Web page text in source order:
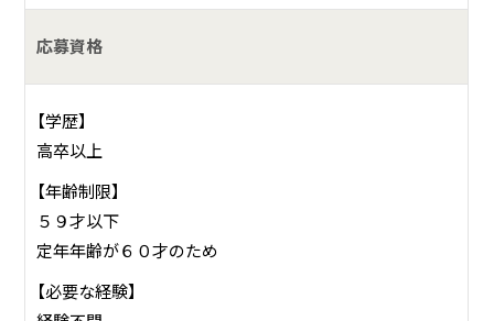
応募資格
【学歴】
高卒以上
【年齢制限】
５９才以下
定年年齢が６０才のため
【必要な経験】